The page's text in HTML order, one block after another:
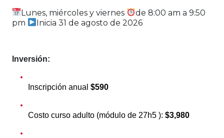
Lunes, miércoles y viernes
de 8:00 am a 9:50
pm
Inicia 31 de agosto de 2026
Inversión:
Inscripción anual $590
Costo curso adulto (módulo de 27h5 ): $3,980